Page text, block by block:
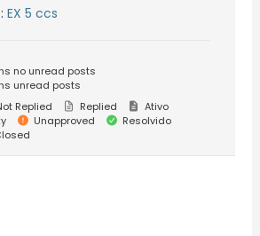
EX 5 ccs
no unread posts
unread posts
Replied Replied
Ativo
Unapproved
Resolvido